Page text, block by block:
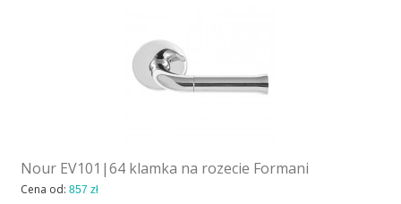
Nour EV101|64 klamka na rozecie Formani
Cena od:857 zł